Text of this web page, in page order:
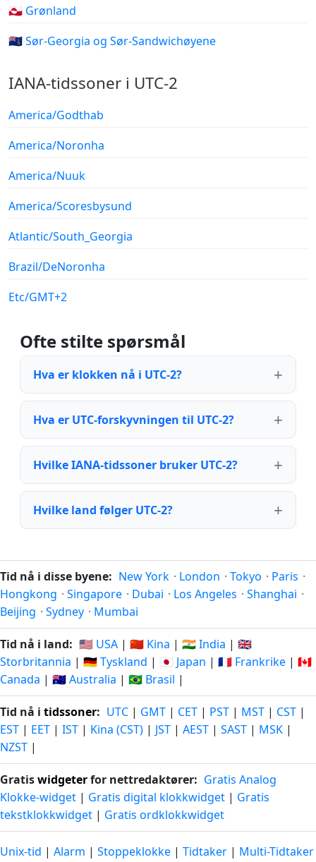
🇬🇱 Grønland
🇬🇸 Sør-Georgia og Sør-Sandwichøyene
IANA-tidssoner i UTC-2
America/Godthab
America/Noronha
America/Nuuk
America/Scoresbysund
Atlantic/South_Georgia
Brazil/DeNoronha
Etc/GMT+2
Ofte stilte spørsmål
Hva er klokken nå i UTC-2?
Hva er UTC-forskyvningen til UTC-2?
Hvilke IANA-tidssoner bruker UTC-2?
Hvilke land følger UTC-2?
Tid nå i disse byene: New York · London · Tokyo · Paris ·
Hongkong · Singapore · Dubai · Los Angeles · Shanghai ·
Beijing · Sydney · Mumbai
Tid nå i land: 🇺🇸 USA | 🇨🇳 Kina | 🇮🇳 India | 🇬🇧
Storbritannia | 🇩🇪 Tyskland | 🇯🇵 Japan | 🇫🇷 Frankrike | 🇨🇦
Canada | 🇦🇺 Australia | 🇧🇷 Brasil |
Tid nå i tidssoner: UTC | GMT | CET | PST | MST | CST |
EST | EET | IST | Kina (CST) | JST | AEST | SAST | MSK |
NZST |
Gratiswidgeterfor nettredaktører: Gratis Analog
Klokke-widget | Gratis digital klokkwidget | Gratis
tekstklokkwidget | Gratis ordklokkwidget
Unix-tid | Alarm | Stoppeklokke | Tidtaker | Multi-Tidtaker